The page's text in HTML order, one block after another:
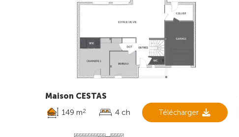
Maison CESTAS
149 m2 4 ch Télécharger